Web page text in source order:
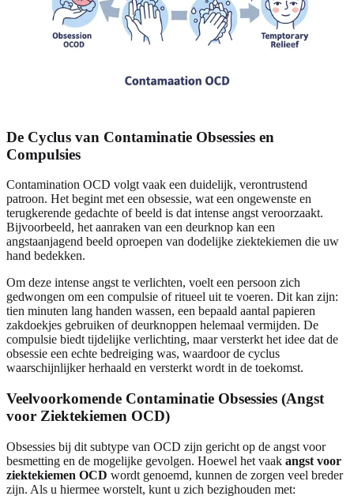
De Cyclus van Contaminatie Obsessies en
Compulsies
Contamination OCD volgt vaak een duidelijk, verontrustend
patroon. Het begint met een obsessie, wat een ongewenste en
terugkerende gedachte of beeld is dat intense angst veroorzaakt.
Bijvoorbeeld, het aanraken van een deurknop kan een
angstaanjagend beeld oproepen van dodelijke ziektekiemen die uw
hand bedekken.
Om deze intense angst te verlichten, voelt een persoon zich
gedwongen om een compulsie of ritueel uit te voeren. Dit kan zijn:
tien minuten lang handen wassen, een bepaald aantal papieren
zakdoekjes gebruiken of deurknoppen helemaal vermijden. De
compulsie biedt tijdelijke verlichting, maar versterkt het idee dat de
obsessie een echte bedreiging was, waardoor de cyclus
waarschijnlijker herhaald en versterkt wordt in de toekomst.
Veelvoorkomende Contaminatie Obsessies (Angst
voor Ziektekiemen OCD)
Obsessies bij dit subtype van OCD zijn gericht op de angst voor
besmetting en de mogelijke gevolgen. Hoewel het vaak angst voor
ziektekiemen OCD wordt genoemd, kunnen de zorgen veel breder
zijn. Als u hiermee worstelt, kunt u zich bezighouden met: